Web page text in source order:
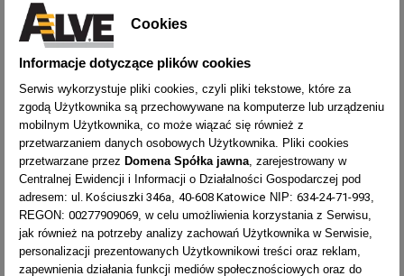
TYP
STABILIZATOR [CM]
LICZBA SZCZEBLI 2x10
ZASIĘG PRACY [M]
CIĘŻAR [KG] 12,0
WYSYŁKA 14 dni
TYP 8712
STABILIZATOR [CM] 105
Cookies
Informacje dotyczące plików cookies
Serwis wykorzystuje pliki cookies, czyli pliki tekstowe, które za
zgodą Użytkownika są przechowywane na komputerze lub urządzeniu
mobilnym Użytkownika, co może wiązać się również z
przetwarzaniem danych osobowych Użytkownika. Pliki cookies
przetwarzane przez Domena Spółka jawna, zarejestrowany w
Centralnej Ewidencji i Informacji o Działalności Gospodarczej pod
adresem: ul. Kościuszki 346a, 40-608 Katowice NIP: 634-24-71-993,
REGON: 00277909069, w celu umożliwienia korzystania z Serwisu,
jak również na potrzeby analizy zachowań Użytkownika w Serwisie,
personalizacji prezentowanych Użytkownikowi treści oraz reklam,
zapewnienia działania funkcji mediów społecznościowych oraz do